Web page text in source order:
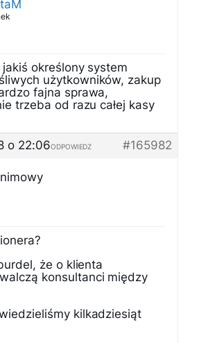
określony system
użytkowników, zakup
fajna sprawa,
trzeba od razu całej kasy
o 22:06
#165982
ODPOWIEDZ
że o klienta
konsultanci między
kilkadziesiąt